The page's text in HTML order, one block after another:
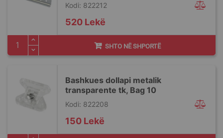
Kodi: 822212
520 Lekë
SHTO NË SHPORTË
Bashkues dollapi metalik
transparente tk, Bag 10
Kodi: 822208
150 Lekë